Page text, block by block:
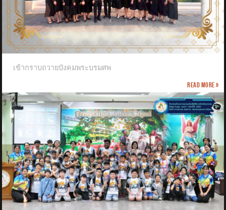
เข้ากราบถวายบังคมพระบรมศพ
Read more »